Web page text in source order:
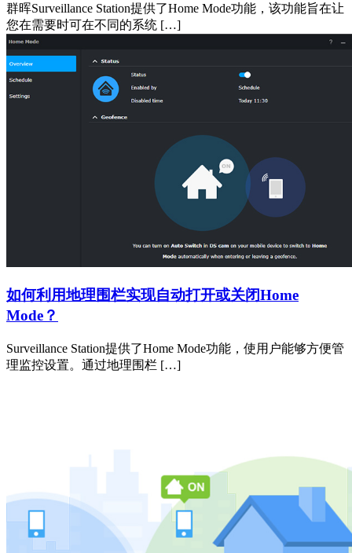
群晖Surveillance Station提供了Home Mode功能，该功能旨在让
您在需要时可在不同的系统 […]
如何利用地理围栏实现自动打开或关闭Home
Mode？
Surveillance Station提供了Home Mode功能，使用户能够方便管
理监控设置。通过地理围栏 […]